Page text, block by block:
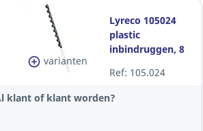
varianten
Lyreco 105024
plastic
inbindruggen, 8
zwart, per 100
stuks
Ref: 105.024
klant of klant worden?